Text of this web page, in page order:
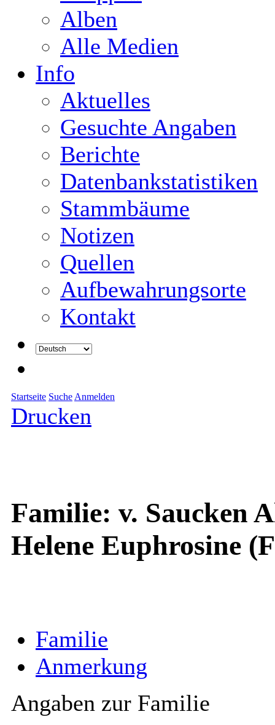
Alben
Alle Medien
Info
Aktuelles
Gesuchte Angaben
Berichte
Datenbankstatistiken
Stammbäume
Notizen
Quellen
Aufbewahrungsorte
Kontakt
Startseite Suche Anmelden
Drucken
Familie: v. Saucken
Helene Euphrosine
Familie
Anmerkung
Angaben zur Familie